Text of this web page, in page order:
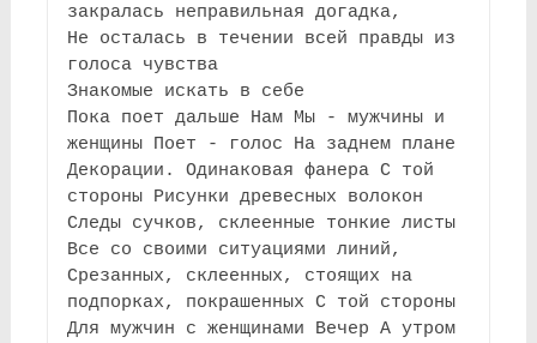
закралась неправильная догадка,
Не осталась в течении всей правды из
голоса чувства
Знакомые искать в себе
Пока поет дальше Нам Мы - мужчины и
женщины Поет - голос На заднем плане
Декорации. Одинаковая фанера С той
стороны Рисунки древесных волокон
Следы сучков, склеенные тонкие листы
Все со своими ситуациями линий,
Срезанных, склеенных, стоящих на
подпорках, покрашенных С той стороны
Для мужчин с женщинами Вечер А утром